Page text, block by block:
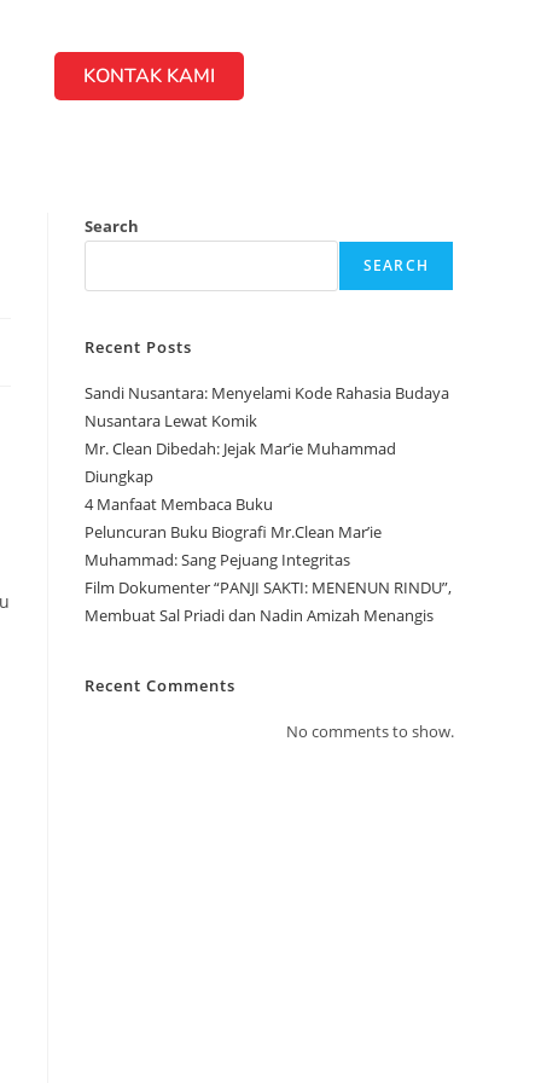
KONTAK KAMI
Search
SEARCH
Recent Posts
Sandi Nusantara: Menyelami Kode Rahasia Budaya
Nusantara Lewat Komik
Mr. Clean Dibedah: Jejak Mar’ie Muhammad
Diungkap
4 Manfaat Membaca Buku
Peluncuran Buku Biografi Mr.Clean Mar’ie
Muhammad: Sang Pejuang Integritas
Film Dokumenter “PANJI SAKTI: MENENUN RINDU”,
Membuat Sal Priadi dan Nadin Amizah Menangis
Recent Comments
No comments to show.